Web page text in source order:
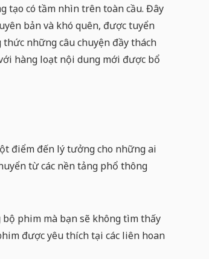
tạo có tầm nhìn trên toàn cầu. Đây
bản và khó quên, được tuyển
những câu chuyện đầy thách
hàng loạt nội dung mới được bổ
điểm đến lý tưởng cho những ai
từ các nền tảng phổ thông
phim mà bạn sẽ không tìm thấy
được yêu thích tại các liên hoan